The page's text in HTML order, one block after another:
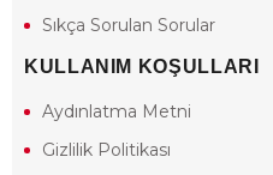
Sıkça Sorulan Sorular
KULLANIM KOŞULLARI
Aydınlatma Metni
Gizlilik Politikası